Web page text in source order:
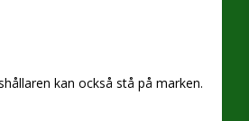
kan också stå på marken.